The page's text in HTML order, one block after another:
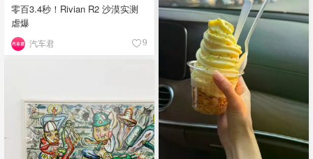
零百3.4秒！Rivian R2 沙漠实测
虐爆
汽车君 9